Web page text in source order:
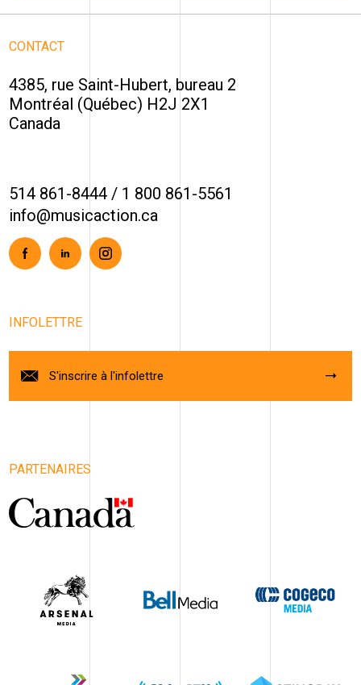
CONTACT
4385, rue Saint-Hubert, bureau 2
Montréal (Québec) H2J 2X1
Canada
514 861-8444 / 1 800 861-5561
info@musicaction.ca
FacebookLinkedinInstagram
INFOLETTRE
S'inscrire à l'infolettre
PARTENAIRES